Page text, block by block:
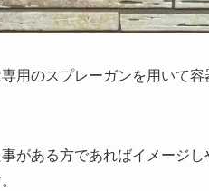
用のスプレーガンを用いて
がある方であればイメージ